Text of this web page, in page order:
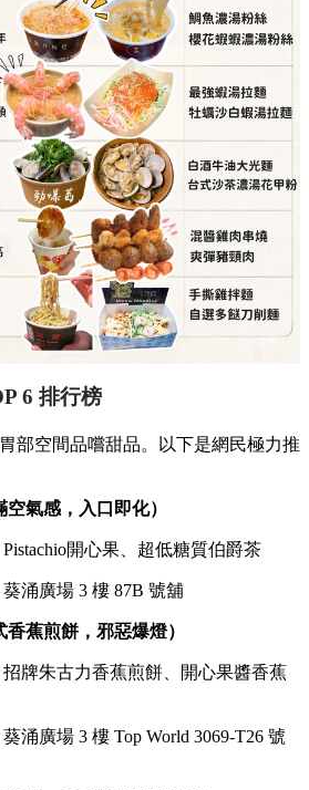
6 排行榜
部空間品嚐甜品。以下是網民極力推
氣感，入口即化）
Pistachio開心果、超低糖質伯爵茶
葵涌廣場 3 樓 87B 號舖
蕉煎餅，邪惡爆燈）
招牌朱古力香蕉煎餅、開心果醬香蕉
葵涌廣場 3 樓 Top World 3069-T26 號